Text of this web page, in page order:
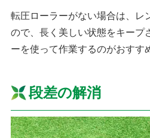
転圧ローラーがない場合は、レ
ので、長く美しい状態をキープ
ーを使って作業するのがおすす
段差の解消